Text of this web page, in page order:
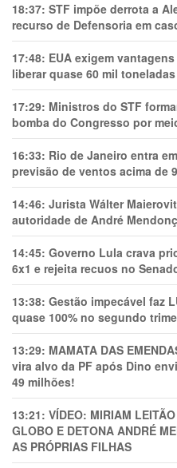
18:37: STF impõe derrota a
recurso de Defensoria em
17:48: EUA exigem
liberar quase 60 mil
17:29: Ministros do STF
bomba do Congresso por
16:33: Rio de Janeiro entra
previsão de ventos acima de
14:46: Jurista Wálter
autoridade de André
14:45: Governo Lula crava
6x1 e rejeita recuos no
13:38: Gestão impecável faz
quase 100% no segundo
13:29: MAMATA DAS
vira alvo da PF após Dino
49 milhões!
13:21: VÍDEO: MIRIAM
GLOBO E DETONA ANDRÉ
AS PRÓPRIAS FILHAS